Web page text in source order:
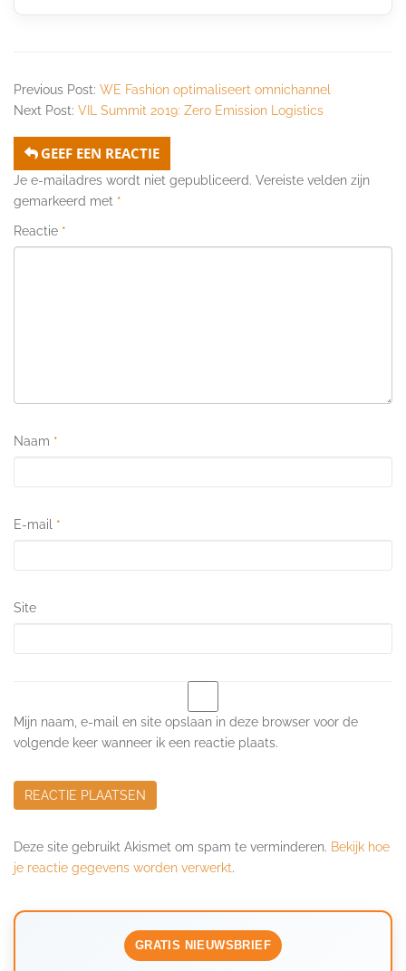
Previous Post: WE Fashion optimaliseert omnichannel
Next Post: VIL Summit 2019: Zero Emission Logistics
GEEF EEN REACTIE
Je e-mailadres wordt niet gepubliceerd. Vereiste velden zijn
gemarkeerd met *
Reactie *
Naam *
E-mail *
Site
Mijn naam, e-mail en site opslaan in deze browser voor de
volgende keer wanneer ik een reactie plaats.
Deze site gebruikt Akismet om spam te verminderen. Bekijk hoe
je reactie gegevens worden verwerkt.
GRATIS NIEUWSBRIEF